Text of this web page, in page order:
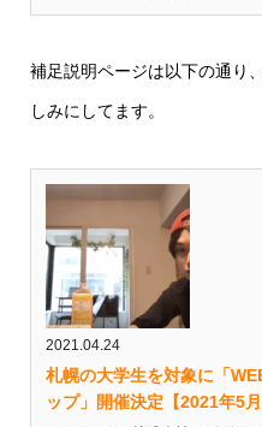
補足説明ページは以下の通り
しみにしてます。
2021.04.24
札幌の大学生を対象に「
ップ」開催決定【2021年5